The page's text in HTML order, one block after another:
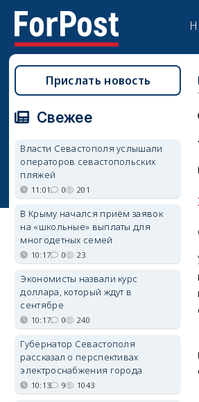
Прислать новость
Свежее
Власти Севастополя услышали
операторов севастопольских
пляжей
11:01 0 201
В Крыму начался приём заявок
на «школьные» выплаты для
многодетных семей
10:17 0 23
Экономисты назвали курс
доллара, который ждут в
сентябре
10:17 0 240
Губернатор Севастополя
рассказал о перспективах
электроснабжения города
10:13 9 1043